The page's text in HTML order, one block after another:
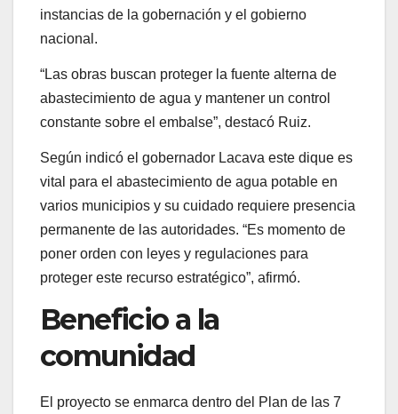
instancias de la gobernación y el gobierno
nacional.
“Las obras buscan proteger la fuente alterna de
abastecimiento de agua y mantener un control
constante sobre el embalse”, destacó Ruiz.
Según indicó el gobernador Lacava este dique es
vital para el abastecimiento de agua potable en
varios municipios y su cuidado requiere presencia
permanente de las autoridades. “Es momento de
poner orden con leyes y regulaciones para
proteger este recurso estratégico”, afirmó.
Beneficio a la
comunidad
El proyecto se enmarca dentro del Plan de las 7